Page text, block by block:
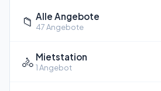
📁 Alle Angebote
47 Angebote
🚴 Mietstation
1 Angebot